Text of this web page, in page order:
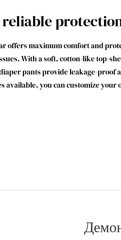
offers maximum comfort and
With a soft, cotton-like top-
pants provide leakage-proof
available, you can customize your